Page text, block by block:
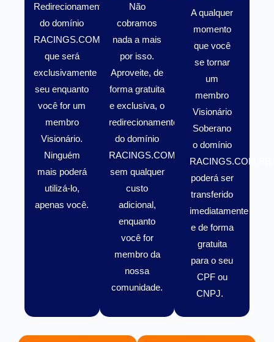
Redirecionamento
do domínio
RACINGS.COM.BR
que será
exclusivamente
seu enquanto
você for um
membro
Visionário.
Ninguém
mais poderá
utilizá-lo,
apenas você.
Não
cobramos
nada a mais
por isso.
Aproveite, de
forma gratuita
e exclusiva, o
redirecionamento
do domínio
RACINGS.COM.BR
sem qualquer
custo
adicional,
enquanto
você for
membro da
nossa
comunidade.
A qualquer
momento
que você
se tornar
um
membro
Visionário
Soberano
o domínio
RACINGS.COM.BR
poderá ser
transferido
imediatamente
e de forma
gratuita
para o seu
CPF ou
CNPJ.